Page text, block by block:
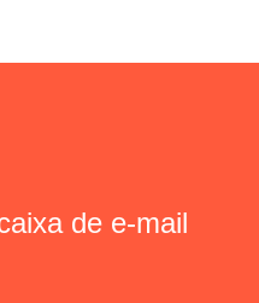
de e-mail